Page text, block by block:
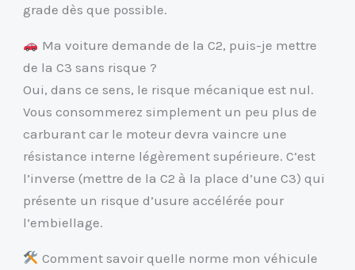
grade dès que possible.
Ma voiture demande de la C2, puis-je mettre
de la C3 sans risque ?
Oui, dans ce sens, le risque mécanique est nul.
Vous consommerez simplement un peu plus de
carburant car le moteur devra vaincre une
résistance interne légèrement supérieure. C’est
l’inverse (mettre de la C2 à la place d’une C3) qui
présente un risque d’usure accélérée pour
l’embiellage.
Comment savoir quelle norme mon véhicule